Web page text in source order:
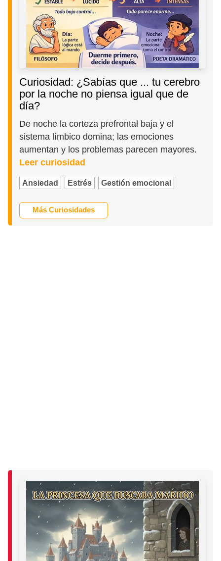
Curiosidad: ¿Sabías que ... tu cerebro
por la noche no piensa igual que de
día?
De noche la corteza prefrontal baja y el
sistema límbico domina; las emociones
aumentan y los problemas parecen mayores.
Leer curiosidad
Ansiedad Estrés Gestión emocional
Más Curiosidades